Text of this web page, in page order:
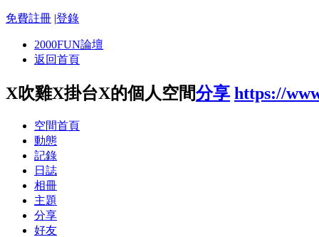
免費註冊 |登錄
2000FUN論壇
返回首頁
X吹雞X掛台X的個人空間分享 https://
空間首頁
動態
記錄
日誌
相冊
主題
分享
好友